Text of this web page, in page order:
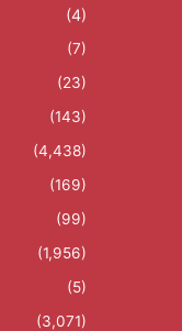
(4)
(7)
(23)
(143)
(4,438)
(169)
(99)
(1,956)
(5)
(3,071)